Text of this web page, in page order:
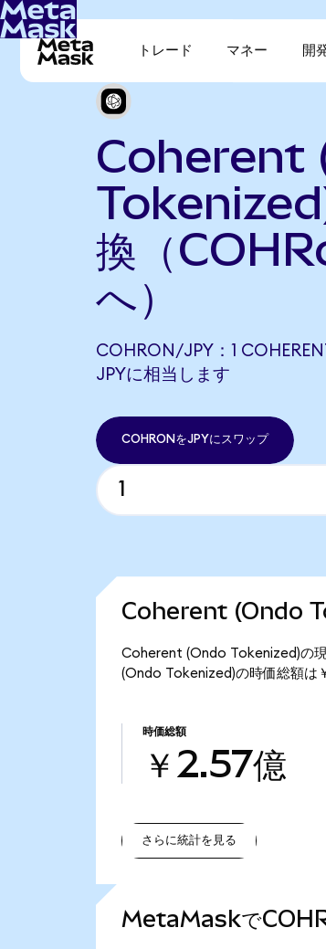
トレード マネー 開
Coherent
換（
へ）
COHRON/JPY：1
JPYに相当します
COHRONをJPYにスワップ
Coherent (Ondo
Coherent (Ondo Tokenized)の
(Ondo Tokenized)の時価総額は
時価総額
￥2.57億
さらに統計を見る
MetaMaskで